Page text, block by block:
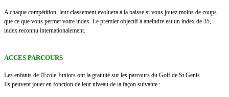
A chaque compétition, leur classement évoluera à la baisse si vous jouez moins de coups
que ce que vous permet votre index. Le premier objectif à atteindre est un index de 35,
index reconnu internationalement.
ACCES PARCOURS
Les enfants de l'Ecole Juniors ont la gratuité sur les parcours du Golf de St Genis
Ils peuvent jouer en fonction de leur niveau de la façon suivante :